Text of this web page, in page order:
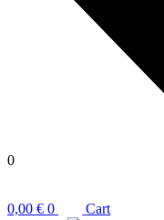
0
0,00 € 0 Cart